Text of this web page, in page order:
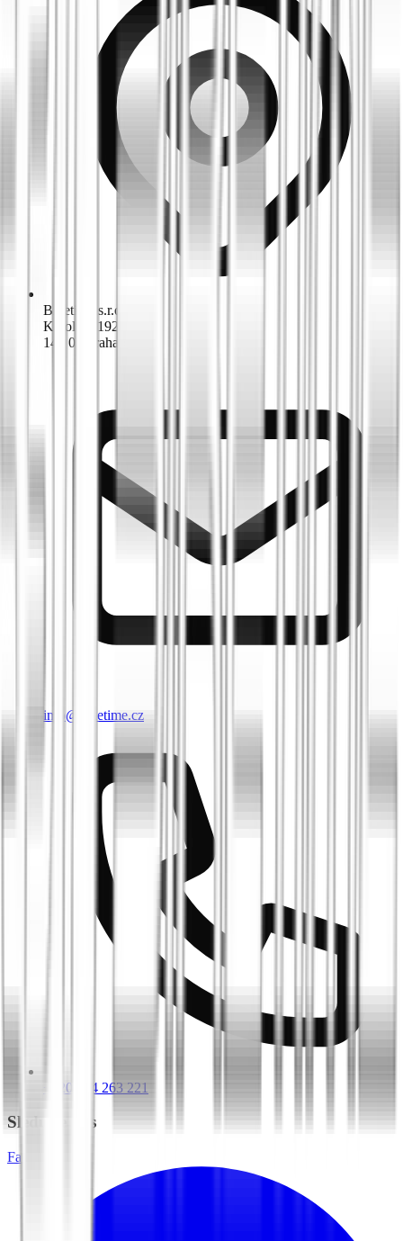
Biketime s.r.o.
K dolům 1924/42
143 00 Praha 4
info@biketime.cz
+420 604 263 221
Sledujte nás
Facebook